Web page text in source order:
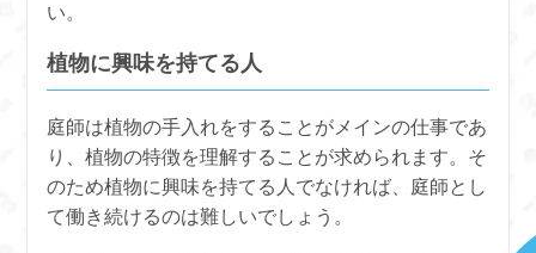
い。
植物に興味を持てる人
庭師は植物の手入れをすることがメインの仕事であ
り、植物の特徴を理解することが求められます。そ
のため植物に興味を持てる人でなければ、庭師とし
て働き続けるのは難しいでしょう。